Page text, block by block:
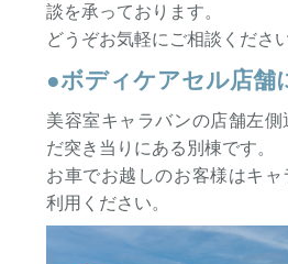
談を承っております。
どうぞお気軽にご相談ください
●ボディケアセル店舗
美容室キャラバンの店舗左
だ突き当りにある別棟です。
お車でお越しのお客様はキ
利用ください。